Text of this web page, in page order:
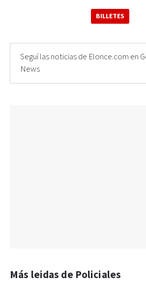
BILLETES
Seguí las noticias de Elonce.com en
News
Más leidas de Policiales